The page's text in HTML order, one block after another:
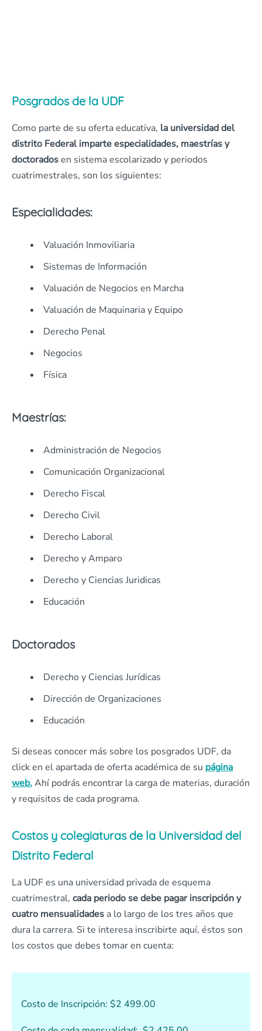
Posgrados de la UDF
Como parte de su oferta educativa, la universidad del
distrito Federal imparte especialidades, maestrías y
doctoradosen sistema escolarizado y periodos
cuatrimestrales, son los siguientes:
Especialidades:
Valuación Inmoviliaria
Sistemas de Información
Valuación de Negocios en Marcha
Valuación de Maquinaria y Equipo
Derecho Penal
Negocios
Física
Maestrías:
Administración de Negocios
Comunicación Organizacional
Derecho Fiscal
Derecho Civil
Derecho Laboral
Derecho y Amparo
Derecho y Ciencias Juridicas
Educación
Doctorados
Derecho y Ciencias Jurídicas
Dirección de Organizaciones
Educación
Si deseas conocer más sobre los posgrados UDF, da
click en el apartada de oferta académica de su página
web.Ahí podrás encontrar la carga de materias, duración
y requisitos de cada programa.
Costos y colegiaturas de la Universidad del
Distrito Federal
La UDF es una universidad privada de esquema
cuatrimestral, cada periodo se debe pagar inscripción y
cuatro mensualidades a lo largo de los tres años que
dura la carrera. Si te interesa inscribirte aquí, éstos son
los costos que debes tomar en cuenta:
Costo de Inscripción: $2 499.00